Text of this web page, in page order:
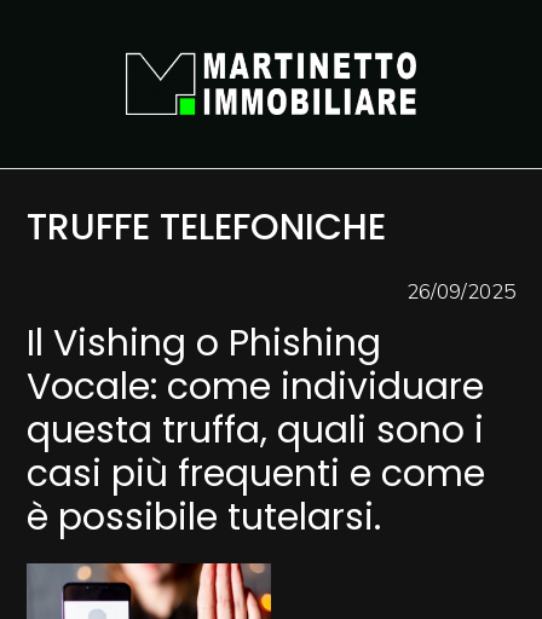
TRUFFE TELEFONICHE
26/09/2025
Il Vishing o Phishing
Vocale: come individuare
questa truffa, quali sono i
casi più frequenti e come
è possibile tutelarsi.
IMMOBILI
NEWS
CONTATTI
Affitto
Scegli
dove
cercare
Provincia